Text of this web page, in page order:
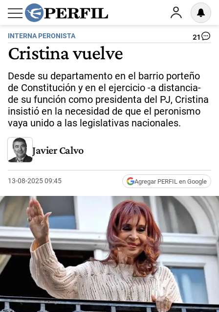
INTERNA PERONISTA 21
Cristina vuelve
Desde su departamento en el barrio porteño
de Constitución y en el ejercicio -a distancia-
de su función como presidenta del PJ, Cristina
insistió en la necesidad de que el peronismo
vaya unido a las legislativas nacionales.
Javier Calvo
13-08-2025 09:45 Agregar PERFIL en Google